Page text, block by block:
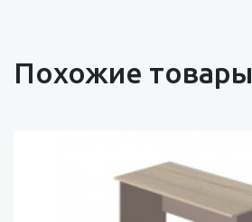
Похожие товары